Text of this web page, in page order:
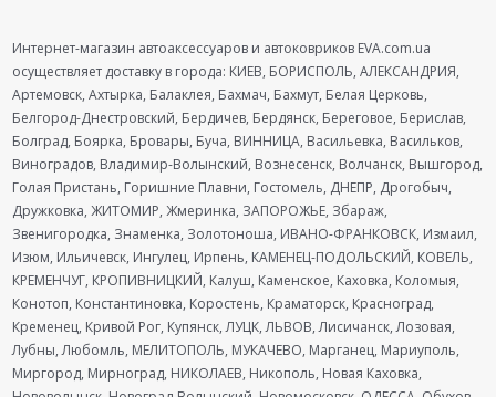
Интернет-магазин автоаксессуаров и автоковриков EVA.com.ua
осуществляет доставку в города: КИЕВ, БОРИСПОЛЬ, АЛЕКСАНДРИЯ,
Артемовск, Ахтырка, Балаклея, Бахмач, Бахмут, Белая Церковь,
Белгород-Днестровский, Бердичев, Бердянск, Береговое, Берислав,
Болград, Боярка, Бровары, Буча, ВИННИЦА, Васильевка, Васильков,
Виноградов, Владимир-Волынский, Вознесенск, Волчанск, Вышгород,
Голая Пристань, Горишние Плавни, Гостомель, ДНЕПР, Дрогобыч,
Дружковка, ЖИТОМИР, Жмеринка, ЗАПОРОЖЬЕ, Збараж,
Звенигородка, Знаменка, Золотоноша, ИВАНО-ФРАНКОВСК, Измаил,
Изюм, Ильичевск, Ингулец, Ирпень, КАМЕНЕЦ-ПОДОЛЬСКИЙ, КОВЕЛЬ,
КРЕМЕНЧУГ, КРОПИВНИЦКИЙ, Калуш, Каменское, Каховка, Коломыя,
Конотоп, Константиновка, Коростень, Краматорск, Красноград,
Кременец, Кривой Рог, Купянск, ЛУЦК, ЛЬВОВ, Лисичанск, Лозовая,
Лубны, Любомль, МЕЛИТОПОЛЬ, МУКАЧЕВО, Марганец, Мариуполь,
Миргород, Мирноград, НИКОЛАЕВ, Никополь, Новая Каховка,